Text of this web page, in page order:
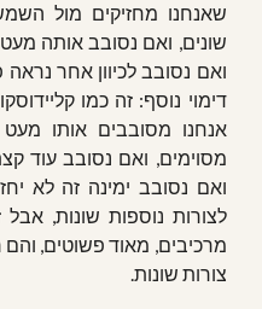
שאנחנו מחזיקים מול
שונים, ואם נסובב אותה
ואם נסובב לכיוון אחר
דימוי נוסף: זה כמו
אנחנו מסובבים אותו
מסוימים, ואם נסובב עוד
ואם נסובב ימינה זה לא
לצורות נוספות שונות,
מרכיבים, מאוד פשוטים,
צורות שונות.